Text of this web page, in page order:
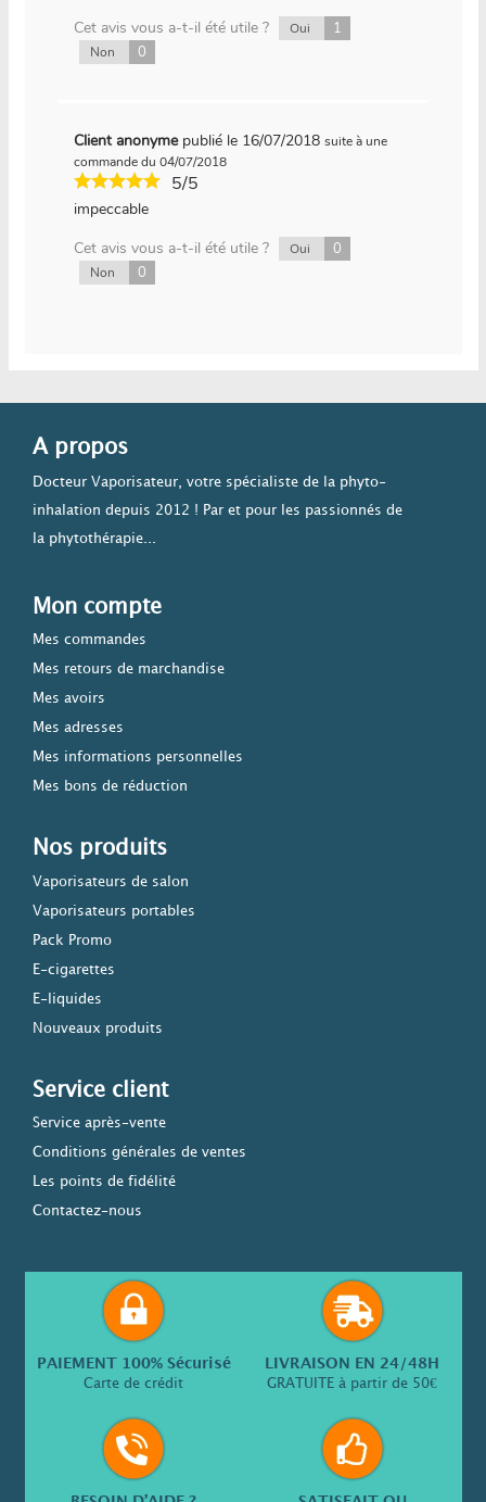
Cet avis vous a-t-il été utile ?
Oui 1
Non 0
Client anonyme publié le 16/07/2018 suite à une
commande du 04/07/2018
5/5
impeccable
Cet avis vous a-t-il été utile ?
Oui 0
Non 0
A propos
Docteur Vaporisateur, votre spécialiste de la phyto-
inhalation depuis 2012 ! Par et pour les passionnés de
la phytothérapie...
Mon compte
Mes commandes
Mes retours de marchandise
Mes avoirs
Mes adresses
Mes informations personnelles
Mes bons de réduction
Nos produits
Vaporisateurs de salon
Vaporisateurs portables
Pack Promo
E-cigarettes
E-liquides
Nouveaux produits
Service client
Service après-vente
Conditions générales de ventes
Les points de fidélité
Contactez-nous
PAIEMENT 100% Sécurisé
Carte de crédit
LIVRAISON EN 24/48H
GRATUITE à partir de 50€